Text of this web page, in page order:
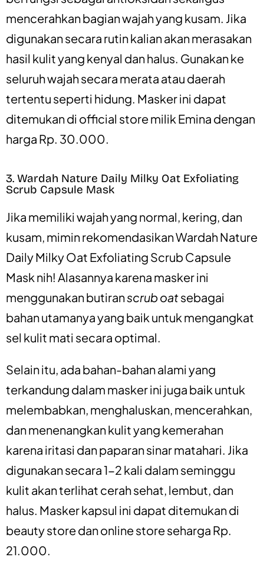
mencerahkan bagian wajah yang kusam. Jika
digunakan secara rutin kalian akan merasakan
hasil kulit yang kenyal dan halus. Gunakan ke
seluruh wajah secara merata atau daerah
tertentu seperti hidung. Masker ini dapat
ditemukan di official store milik Emina dengan
harga Rp. 30.000.
3. Wardah Nature Daily Milky Oat Exfoliating
Scrub Capsule Mask
Jika memiliki wajah yang normal, kering, dan
kusam, mimin rekomendasikan Wardah Nature
Daily Milky Oat Exfoliating Scrub Capsule
Mask nih! Alasannya karena masker ini
menggunakan butiranscrub oatsebagai
bahan utamanya yang baik untuk mengangkat
sel kulit mati secara optimal.
Selain itu, ada bahan-bahan alami yang
terkandung dalam masker ini juga baik untuk
melembabkan, menghaluskan, mencerahkan,
dan menenangkan kulit yang kemerahan
karena iritasi dan paparan sinar matahari. Jika
digunakan secara 1-2 kali dalam seminggu
kulit akan terlihat cerah sehat, lembut, dan
halus. Masker kapsul ini dapat ditemukan di
beauty store dan online store seharga Rp.
21.000.